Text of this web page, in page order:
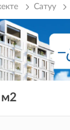
Сатуу
м2